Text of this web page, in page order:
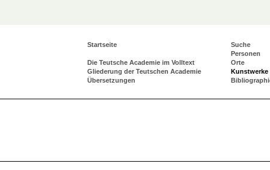
Startseite
Die Teutsche Academie im Volltext
Gliederung der Teutschen Academie
Übersetzungen
Suche
Personen
Orte
Kunstwerke